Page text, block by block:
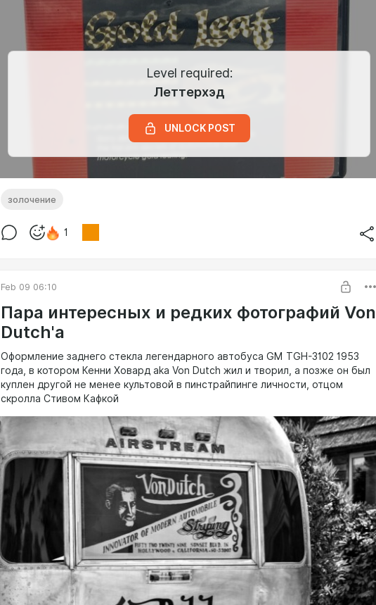
Level required:
Леттерхэд
UNLOCK POST
золочение
1
Feb 09 06:10
Пара интересных и редких фотографий Von
Dutch'a
Оформление заднего стекла легендарного автобуса GM TGH-3102 1953
года, в котором Кенни Ховард aka Von Dutch жил и творил, а позже он был
куплен другой не менее культовой в пинстрайпинге личности, отцом
скролла Стивом Кафкой